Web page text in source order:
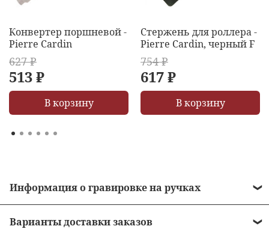
Конвертер поршневой -
Pierre Cardin
627 ₽
513 ₽
В корзину
Стержень для роллера -
Pierre Cardin, черный F
754 ₽
617 ₽
В корзину
Информация о гравировке на ручках
Варианты доставки заказов